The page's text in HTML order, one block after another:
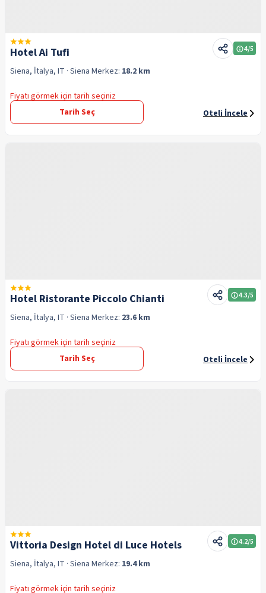
Hotel Ai Tufi 4/5
Siena, İtalya, IT · Siena Merkez: 18.2 km
Fiyatı görmek için tarih seçiniz
Tarih Seç
Oteli İncele
Hotel Ristorante Piccolo Chianti 4.3/5
Siena, İtalya, IT · Siena Merkez: 23.6 km
Fiyatı görmek için tarih seçiniz
Tarih Seç
Oteli İncele
Vittoria Design Hotel di Luce Hotels 4.2/5
Siena, İtalya, IT · Siena Merkez: 19.4 km
Fiyatı görmek için tarih seçiniz